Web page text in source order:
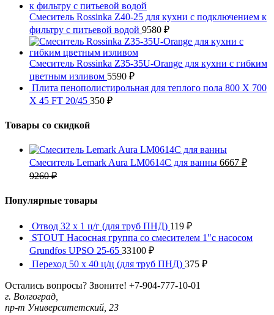
Смеситель Rossinka Z40-25 для кухни с подключением к
фильтру с питьевой водой 9580 ₽
Смеситель Rossinka Z35-35U-Orange для кухни с гибким
цветным изливом 5590 ₽
Плита пенополистирольная для теплого пола 800 X 700
X 45 FT 20/45 350 ₽
Товары со скидкой
Смеситель Lemark Aura LM0614C для ванны 6667 ₽
9260₽
Популярные товары
Отвод 32 x 1 ц/г (для труб ПНД) 119 ₽
STOUT Насосная группа со смесителем 1"с насосом
Grundfos UPSO 25-65 33100 ₽
Переход 50 x 40 ц/ц (для труб ПНД) 375 ₽
Остались вопросы? Звоните! +7-904-777-10-01
г. Волгоград,
пр-т Университетский, 23